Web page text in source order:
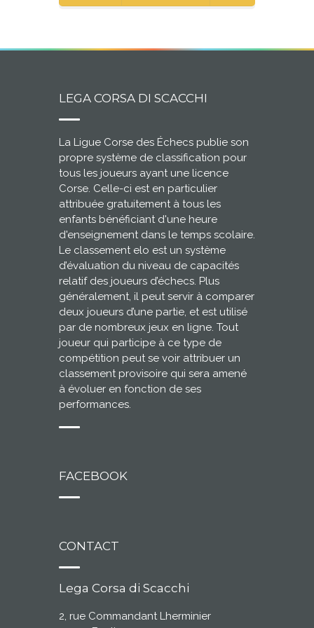
LEGA CORSA DI SCACCHI
La Ligue Corse des Échecs publie son
propre système de classification pour
tous les joueurs ayant une licence
Corse. Celle-ci est en particulier
attribuée gratuitement à tous les
enfants bénéficiant d'une heure
d'enseignement dans le temps scolaire.
Le classement elo est un système
d’évaluation du niveau de capacités
relatif des joueurs d’échecs. Plus
généralement, il peut servir à comparer
deux joueurs d’une partie, et est utilisé
par de nombreux jeux en ligne. Tout
joueur qui participe à ce type de
compétition peut se voir attribuer un
classement provisoire qui sera amené
à évoluer en fonction de ses
performances.
FACEBOOK
CONTACT
Lega Corsa di Scacchi
2, rue Commandant Lherminier